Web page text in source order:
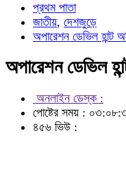
প্রথম পাতা
জাতীয়, দেশজুড়ে
অপারেশন ডেভিল হান্ট
অপারেশন ডেভিল
অনলাইন ডেস্ক :
পোষ্টের সময় :
৪৫৬ ভিউ :